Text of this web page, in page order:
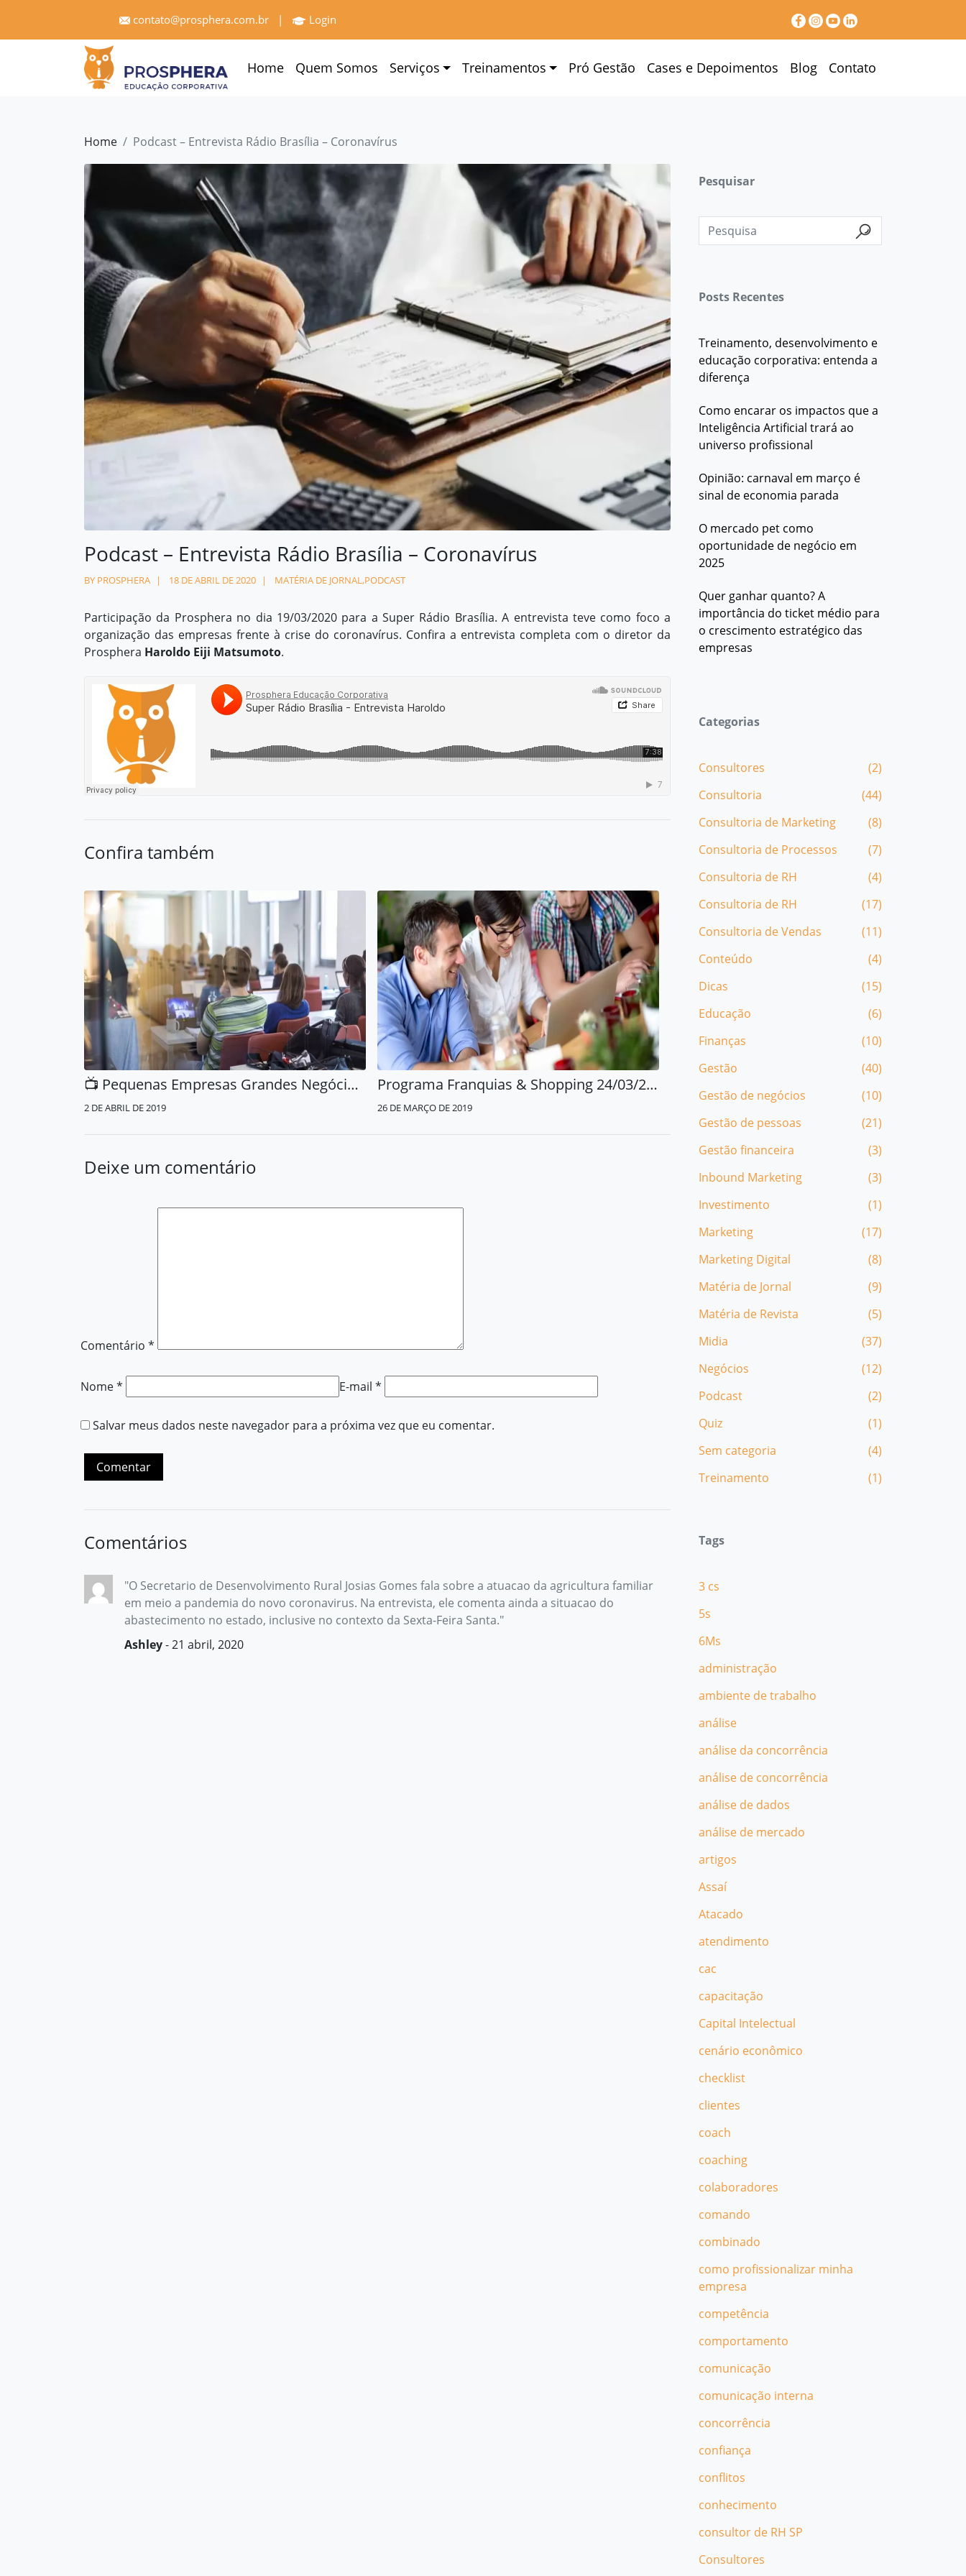
Depoimentos
contato@prosphera.com.br
contato@prosphera.com.br | Login
Home Quem Somos Serviços Treinamentos Pró Gestão Cases e Depoimentos Blog Contato
Home Podcast – Entrevista Rádio Brasília – Coronavírus
Podcast – Entrevista Rádio Brasília – Coronavírus
BY PROSPHERA 18 DE ABRIL DE 2020 MATÉRIA DE JORNAL,PODCAST
Participação da Prosphera no dia 19/03/2020 para a Super Rádio Brasília. A entrevista teve como foco a
organização das empresas frente à crise do coronavírus. Confira a entrevista completa com o diretor da
Prosphera Haroldo Eiji Matsumoto.
Confira também
📺 Pequenas Empresas Grandes Negócios 31/03/2019
2 DE ABRIL DE 2019
Programa Franquias & Shopping 24/03/2019 completo
26 DE MARÇO DE 2019
Deixe um comentário
Comentário *
Nome* E-mail *
Salvar meus dados neste navegador para a próxima vez que eu comentar.
Comentários
"O Secretario de Desenvolvimento Rural Josias Gomes fala sobre a atuacao da agricultura familiar
em meio a pandemia do novo coronavirus. Na entrevista, ele comenta ainda a situacao do
abastecimento no estado, inclusive no contexto da Sexta-Feira Santa."
Ashley- 21 abril, 2020
Pesquisar
Posts Recentes
Treinamento, desenvolvimento e
educação corporativa: entenda a
diferença
Como encarar os impactos que a
Inteligência Artificial trará ao
universo profissional
Opinião: carnaval em março é
sinal de economia parada
O mercado pet como
oportunidade de negócio em
2025
Quer ganhar quanto? A
importância do ticket médio para
o crescimento estratégico das
empresas
Categorias
Consultores
(2)
Consultoria
(44)
Consultoria de Marketing
(8)
Consultoria de Processos
(7)
Consultoria de RH
(4)
Consultoria de RH
(17)
Consultoria de Vendas
(11)
Conteúdo
(4)
Dicas
(15)
Educação
(6)
Finanças
(10)
Gestão
(40)
Gestão de negócios
(10)
Gestão de pessoas
(21)
Gestão financeira
(3)
Inbound Marketing
(3)
Investimento
(1)
Marketing
(17)
Marketing Digital
(8)
Matéria de Jornal
(9)
Matéria de Revista
(5)
Midia
(37)
Negócios
(12)
Podcast
(2)
Quiz
(1)
Sem categoria
(4)
Treinamento
(1)
Tags
3 cs
5s
6Ms
administração
ambiente de trabalho
análise
análise da concorrência
análise de concorrência
análise de dados
análise de mercado
artigos
Assaí
Atacado
atendimento
cac
capacitação
Capital Intelectual
cenário econômico
checklist
clientes
coach
coaching
colaboradores
comando
combinado
como profissionalizar minha
empresa
competência
comportamento
comunicação
comunicação interna
concorrência
confiança
conflitos
conhecimento
consultor de RH SP
Consultores